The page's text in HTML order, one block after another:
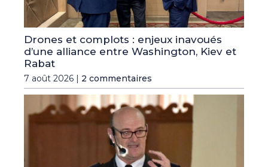
Drones et complots : enjeux inavoués
d’une alliance entre Washington, Kiev et
Rabat
7 août 2026 | 2 commentaires